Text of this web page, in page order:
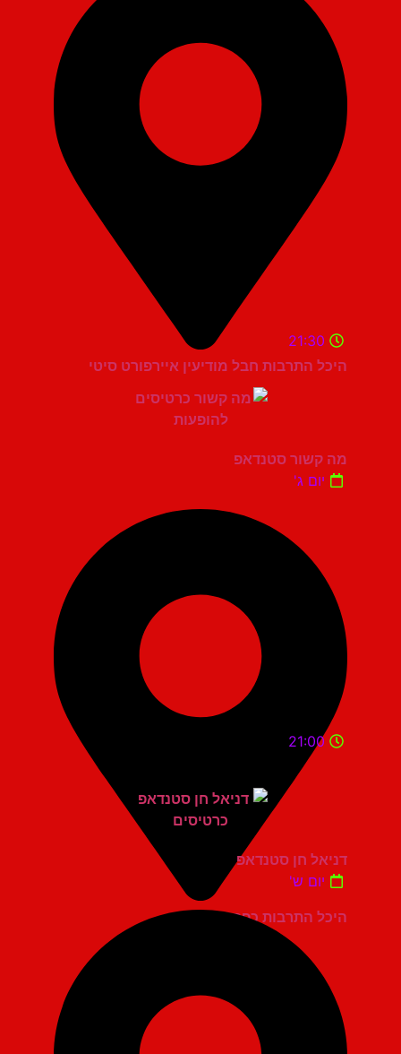
היכל התרבות חבל מודיעין איירפורט סיטי
21:30
מה קשור סטנדאפ
יום ג'
היכל התרבות כפר סבא
21:00
דניאל חן סטנדאפ
יום ש'